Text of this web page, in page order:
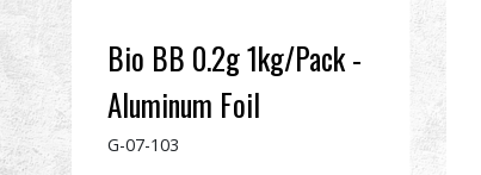
Bio BB 0.2g 1kg/Pack -
Aluminum Foil
G-07-103